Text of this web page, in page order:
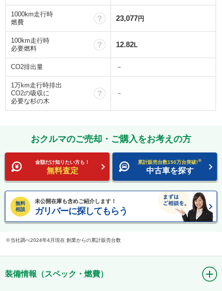
1000km走行時
燃費
？23,077円
100km走行時
必要燃料
？12.82L
CO2排出量 －
1万km走行時排出
CO2の吸収に
必要な杉の木
－
おクルマのご売却・ご購入をお考えの方
金額だけ知りたい方も！
無料査定
累計販売台数150万台突破!※
中古車を探す
無料
相談
未公開在庫も含めご紹介します！
ガリバーに探してもらう
当社調べ2024年4月現在 創業からの累計販売台数
装備情報（スペック・燃費）